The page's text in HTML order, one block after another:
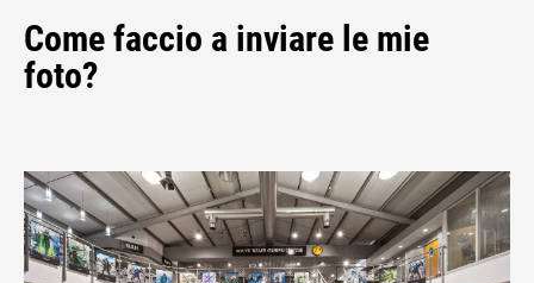
Come faccio a inviare le mie
foto?